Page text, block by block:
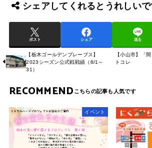
シェアしてくれるとうれしいで
ポスト シェア 送る
【栃木ゴールデンブレーブス】
2023シーズン公式戦戦績（8/1～
31）
【小山市】「
トコレ
RECOMMEND
イベント